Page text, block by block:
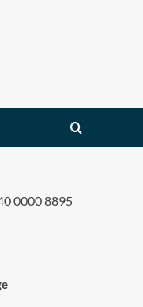
0000 8895